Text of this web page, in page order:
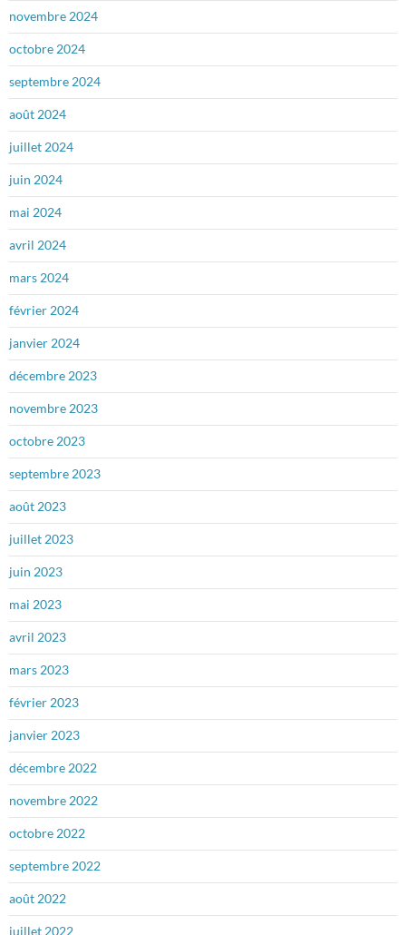
novembre 2024
octobre 2024
septembre 2024
août 2024
juillet 2024
juin 2024
mai 2024
avril 2024
mars 2024
février 2024
janvier 2024
décembre 2023
novembre 2023
octobre 2023
septembre 2023
août 2023
juillet 2023
juin 2023
mai 2023
avril 2023
mars 2023
février 2023
janvier 2023
décembre 2022
novembre 2022
octobre 2022
septembre 2022
août 2022
juillet 2022